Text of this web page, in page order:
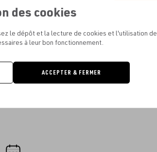
des cookies
le dépôt et la lecture de cookies et l'utilisation de
à leur bon fonctionnement.
ACCEPTER & FERMER